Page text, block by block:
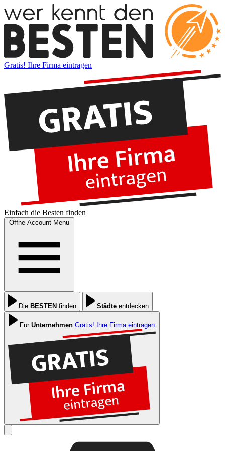
Gratis! Ihre Firma eintragen
Einfach die Besten finden
Öffne Account-Menu
Die BESTEN finden Städte entdecken
Für Unternehmen Gratis! Ihre Firma eintragen